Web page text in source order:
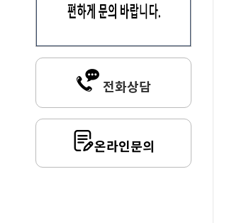
전화상담
온라인문의